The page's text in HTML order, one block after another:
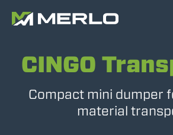
CINGO
Compact mini dumper
material